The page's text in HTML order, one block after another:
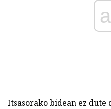
Itsasorako bidean ez dute